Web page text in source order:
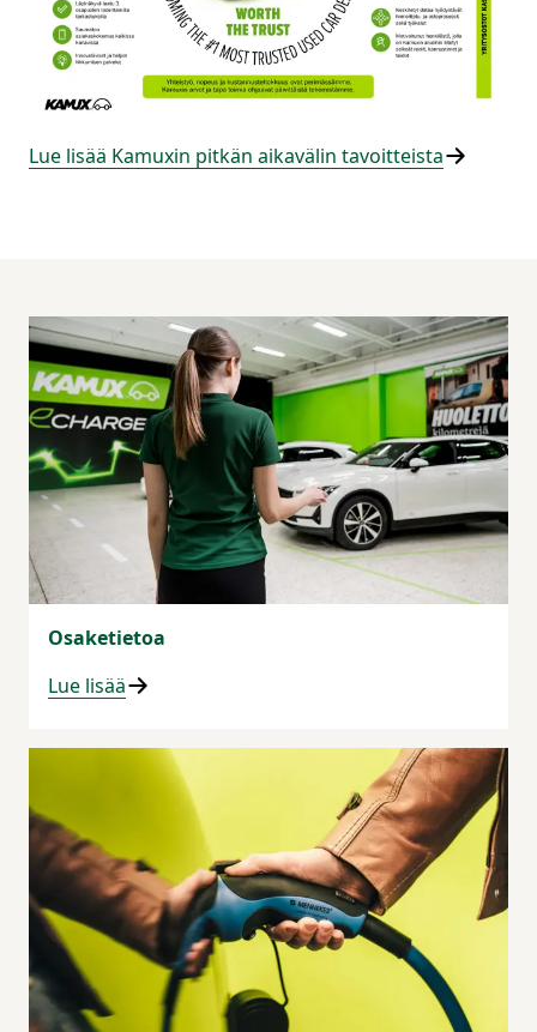
Lue lisää Kamuxin pitkän aikavälin tavoitteista
Osaketietoa
Lue lisää